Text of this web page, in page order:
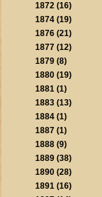
1872 (16)
1874 (19)
1876 (21)
1877 (12)
1879 (8)
1880 (19)
1881 (1)
1883 (13)
1884 (1)
1887 (1)
1888 (9)
1889 (38)
1890 (28)
1891 (16)